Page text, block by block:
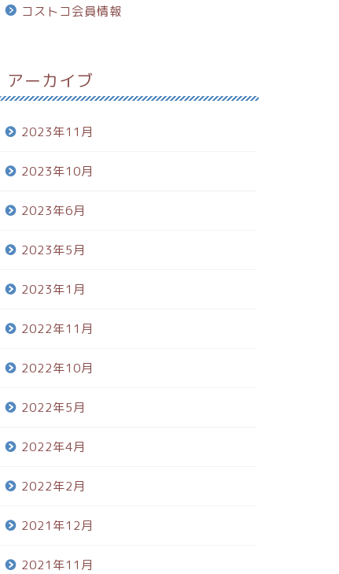
コストコ会員情報
アーカイブ
2023年11月
2023年10月
2023年6月
2023年5月
2023年1月
2022年11月
2022年10月
2022年5月
2022年4月
2022年2月
2021年12月
2021年11月